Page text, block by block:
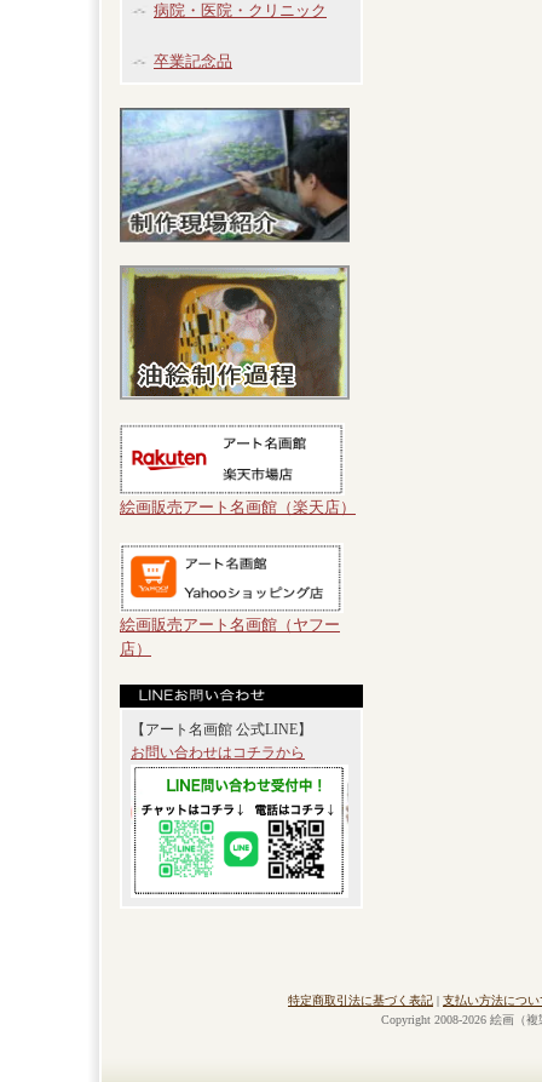
病院・医院・クリニック
卒業記念品
絵画販売アート名画館（楽天店）
絵画販売アート名画館（ヤフー
店）
【アート名画館 公式LINE】
お問い合わせはコチラから
特定商取引法に基づく表記 | 支払い方法につい
Copyright 2008-2026 絵画（